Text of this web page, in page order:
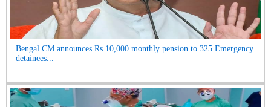
Bengal CM announces Rs 10,000 monthly pension to 325 Emergency
detainees...